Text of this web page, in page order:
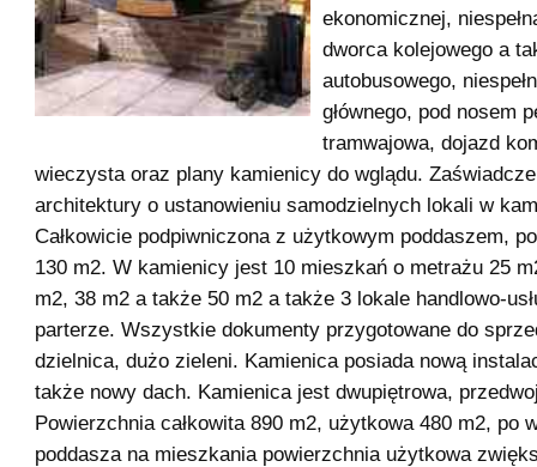
ekonomicznej,
dworca kolejowego a
autobusowego,
głównego, pod nosem
tramwajowa, dojazd
wieczysta oraz plany kamienicy do wglądu.
architektury o ustanowieniu samodzielnych lokali w
Całkowicie podpiwniczona z użytkowym poddaszem,
130 m2. W kamienicy jest 10 mieszkań o metrażu 25
m2, 38 m2 a także 50 m2 a także 3 lokale handlowo-
parterze. Wszystkie dokumenty przygotowane do
dzielnica, dużo zieleni. Kamienica posiada nową
także nowy dach. Kamienica jest dwupiętrowa,
Powierzchnia całkowita 890 m2, użytkowa 480 m2, po
poddasza na mieszkania powierzchnia użytkowa